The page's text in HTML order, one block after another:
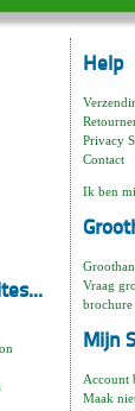
Help
Privacy
Contact
Ik ben
Vraag
brochure
Mijn
Account
Maak